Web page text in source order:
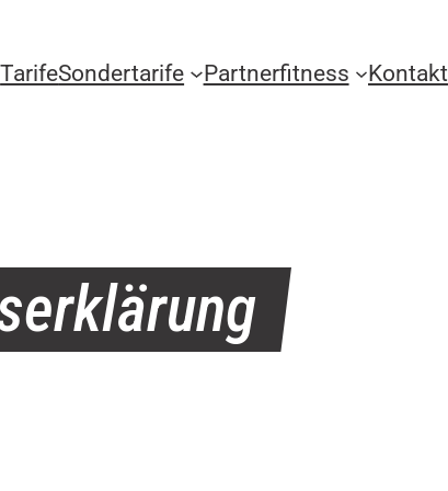
TarifeSondertarife Partnerfitness Kontakt